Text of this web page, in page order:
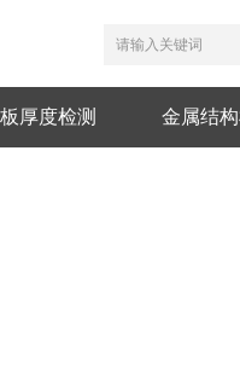
厚度检测 金属结